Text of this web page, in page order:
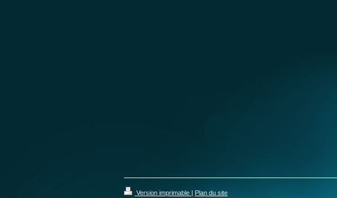
Version imprimable | Plan du site